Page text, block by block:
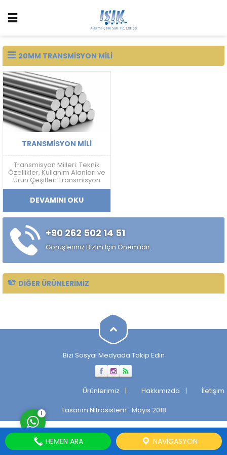
20MM TRANSMISYON MILI
TRANSMISYON MILI
Transmisyon Milleri: Teknik
Özellikler, Kullanım Alanları ve
Ürün Çeşitleri Transmisyon
Mili Nedir? Transmisyon mili;
mekanik güç aktarımı,
doğrusal hareket sistemleri
ve makine ekipmanlarında
kullanılan, yüksek ölçü
hassasiyetine sahip soğuk
çekilmiş çelik mil ürünüdür.
Standart sıcak haddelenmiş
çeliklere kıyasla daha
DEVAMINI OKU
+90 262 502 14 51
Görüşleriniz Bizim İçin Önemlidir.
DIĞER ÜRÜNLERIMIZ
Bizi Sosyal Medyada Takip Edin
Ürünlerimiz Hakkımızda
İletişim
Tasarım Nitrosistem -Mayıs 2018
Cevap Yaz
1
HEMEN ARA NAVIGASYON